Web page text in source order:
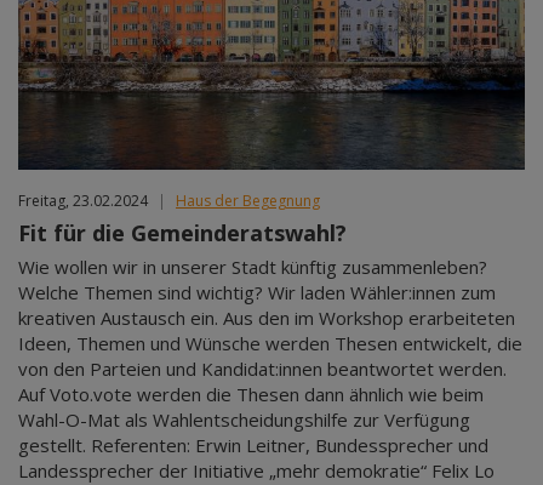
Freitag, 23.02.2024 | Haus der Begegnung
Fit für die Gemeinderatswahl?
Wie wollen wir in unserer Stadt künftig zusammenleben?
Welche Themen sind wichtig? Wir laden Wähler:innen zum
kreativen Austausch ein. Aus den im Workshop erarbeiteten
Ideen, Themen und Wünsche werden Thesen entwickelt, die
von den Parteien und Kandidat:innen beantwortet werden.
Auf Voto.vote werden die Thesen dann ähnlich wie beim
Wahl-O-Mat als Wahlentscheidungshilfe zur Verfügung
gestellt. Referenten: Erwin Leitner, Bundessprecher und
Landessprecher der Initiative „mehr demokratie“ Felix Lo